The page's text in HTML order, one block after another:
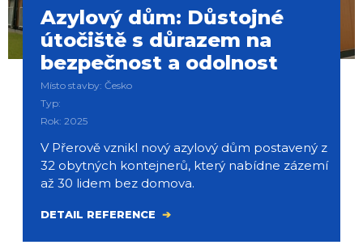
Azylový dům: Důstojné
útočiště s důrazem na
bezpečnost a odolnost
Místo stavby: Česko
Typ:
Rok: 2025
V Přerově vznikl nový azylový dům postavený z
32 obytných kontejnerů, který nabídne zázemí
až 30 lidem bez domova.
DETAIL REFERENCE